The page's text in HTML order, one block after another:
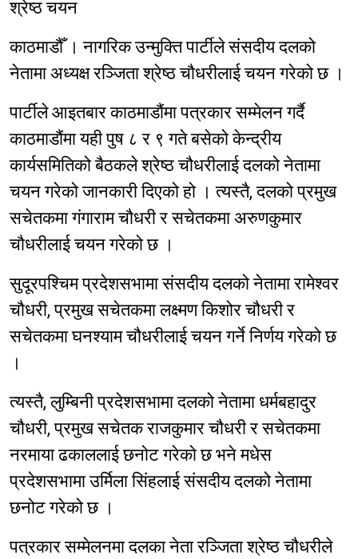
श्रेष्ठ चयन
काठमाडौँ । नागरिक उन्मुक्ति पार्टीले संसदीय दलको
नेतामा अध्यक्ष रञ्जिता श्रेष्ठ चौधरीलाई चयन गरेको छ ।
पार्टीले आइतबार काठमाडौंमा पत्रकार सम्मेलन गर्दै
काठमाडौंमा यही पुष ८ र ९ गते बसेको केन्द्रीय
कार्यसमितिको बैठकले श्रेष्ठ चौधरीलाई दलको नेतामा
चयन गरेको जानकारी दिएको हो । त्यस्तै, दलको प्रमुख
सचेतकमा गंगाराम चौधरी र सचेतकमा अरुणकुमार
चौधरीलाई चयन गरेको छ ।
सुदूरपश्चिम प्रदेशसभामा संसदीय दलको नेतामा रामेश्वर
चौधरी, प्रमुख सचेतकमा लक्ष्मण किशोर चौधरी र
सचेतकमा घनश्याम चौधरीलाई चयन गर्ने निर्णय गरेको छ
।
त्यस्तै, लुम्बिनी प्रदेशसभामा दलको नेतामा धर्मबहादुर
चौधरी, प्रमुख सचेतक राजकुमार चौधरी र सचेतकमा
नरमाया ढकाललाई छनोट गरेको छ भने मधेस
प्रदेशसभामा उर्मिला सिंहलाई संसदीय दलको नेतामा
छनोट गरेको छ ।
पत्रकार सम्मेलनमा दलका नेता रञ्जिता श्रेष्ठ चौधरीले